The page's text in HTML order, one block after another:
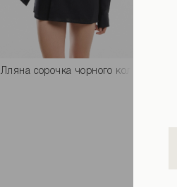
Лляна сорочка чорного кольору